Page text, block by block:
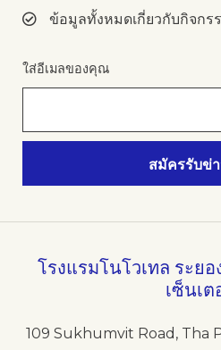
ข้อมูลทั้งหมดเกี่ยวกับกิจกร
ใส่อีเมลของคุณ
โรงแรมโนโวเทล ระย
เซ็นเต
109 Sukhumvit Road, Tha